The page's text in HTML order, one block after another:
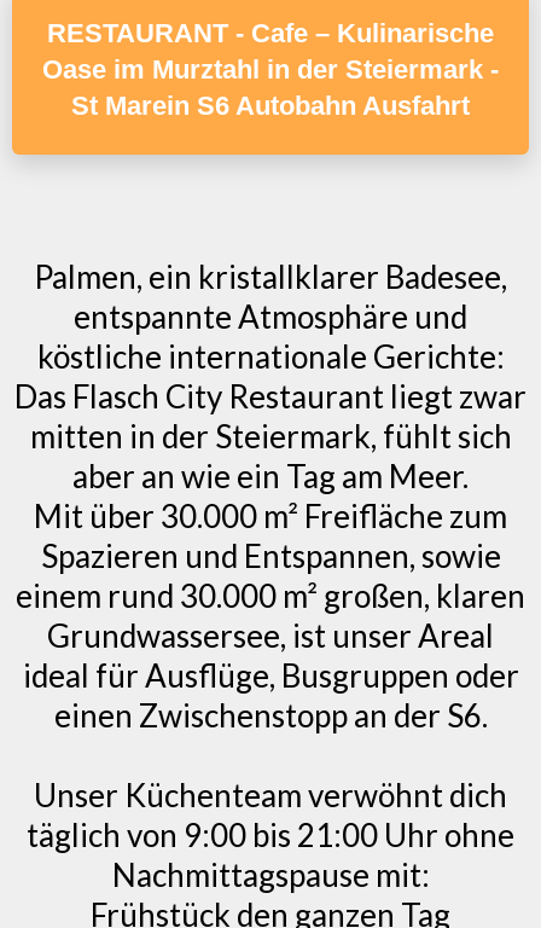
RESTAURANT - Cafe – Kulinarische
Oase im Murztahl in der Steiermark -
St Marein S6 Autobahn Ausfahrt
Palmen, ein kristallklarer Badesee,
entspannte Atmosphäre und
köstliche internationale Gerichte:
Das Flasch City Restaurant liegt zwar
mitten in der Steiermark, fühlt sich
aber an wie ein Tag am Meer.
Mit über 30.000 m² Freifläche zum
Spazieren und Entspannen, sowie
einem rund 30.000 m² großen, klaren
Grundwassersee, ist unser Areal
ideal für Ausflüge, Busgruppen oder
einen Zwischenstopp an der S6.
Unser Küchenteam verwöhnt dich
täglich von 9:00 bis 21:00 Uhr ohne
Nachmittagspause mit:
Frühstück den ganzen Tag